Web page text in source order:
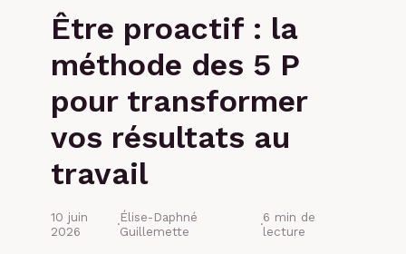
Parentalité
Éducation & Emploi
Être proactif : la
méthode des 5 P
pour transformer
vos résultats au
travail
10 juin
2026
·Élise-Daphné
Guillemette
·6 min de
lecture